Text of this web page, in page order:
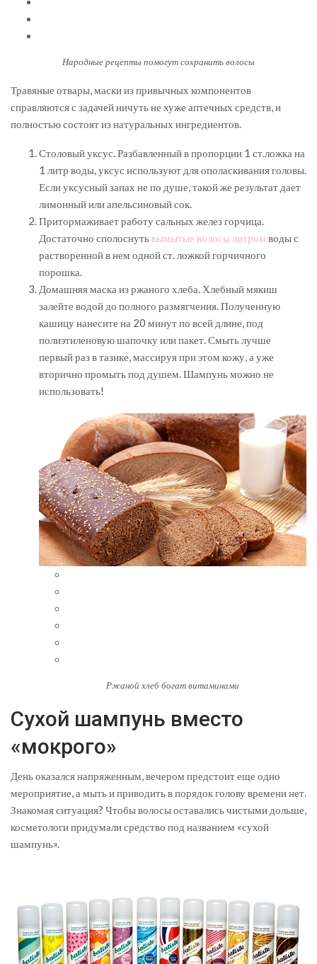
Народные рецепты помогут сохранить волосы
Травяные отвары, маски из привычных компонентов
справляются с задачей ничуть не хуже аптечных средств, и
полностью состоят из натуральных ингредиентов.
Столовый уксус. Разбавленный в пропорции 1 ст.ложка на
1 литр воды, уксус используют для ополаскивания головы.
Если уксусный запах не по душе, такой же результат дает
лимонный или апельсиновый сок.
Притормаживает работу сальных желез горчица.
Достаточно сполоснутьвымытые волосы литром воды с
растворенной в нем одной ст. ложкой горчичного
порошка.
Домашняя маска из ржаного хлеба. Хлебный мякиш
залейте водой до полного размягчения. Полученную
кашицу нанесите на 20 минут по всей длине, под
полиэтиленовую шапочку или пакет. Смыть лучше
первый раз в тазике, массируя при этом кожу, а уже
вторично промыть под душем. Шампунь можно не
использовать!
Ржаной хлеб богат витаминами
Сухой шампунь вместо
«мокрого»
День оказался напряженным, вечером предстоит еще одно
мероприятие, а мыть и приводить в порядок голову времени нет.
Знакомая ситуация? Чтобы волосы оставались чистыми дольше,
косметологи придумали средство под названием «сухой
шампунь».